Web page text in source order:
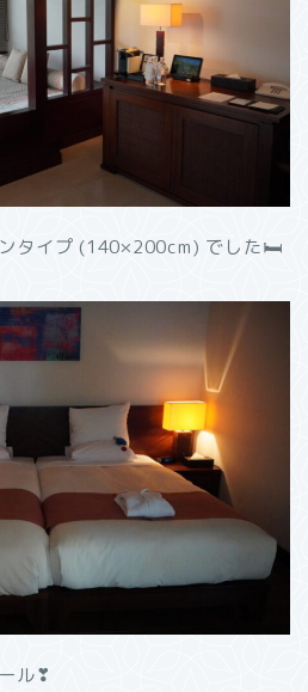
タイプ (140×200cm) でした🛏
ル❣